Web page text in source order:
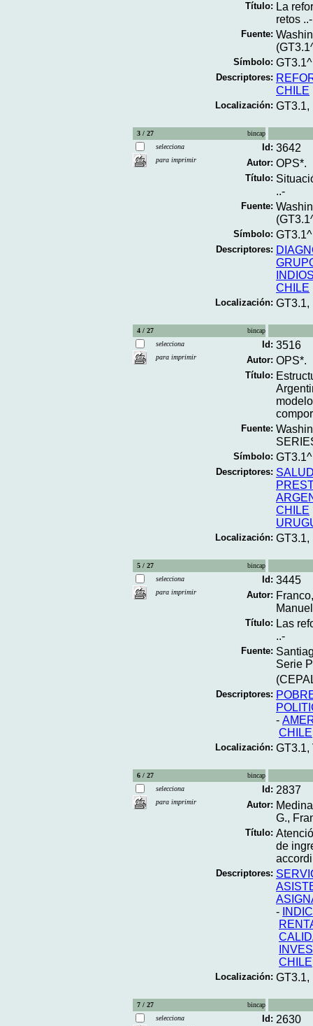
Título: La
retos ..-
Fuente:
Símbolo:
Descriptores:
CHILE
Localización: GT3.1,
3 / 27
bincap
selecciona
para imprimir
Id: 3642
Autor: OPS*.
Título:
..-
Fuente:
Símbolo:
Descriptores:
CHILE
Localización: GT3.1,
4 / 27
bincap
selecciona
para imprimir
Id: 3516
Autor: OPS*.
Título:
Fuente:
Símbolo:
Descriptores:
CHILE
Localización: GT3.1,
5 / 27
bincap
selecciona
para imprimir
Id: 3445
Autor:
Manuel
Título: Las
..-
Fuente:
Serie
Descriptores:
-
CHILE
Localización: GT3.1,
6 / 27
bincap
selecciona
para imprimir
Id: 2837
Autor:
G.,
Título:
de
Descriptores:
-
CHILE
Localización: GT3.1,
7 / 27
bincap
selecciona
Id: 2630